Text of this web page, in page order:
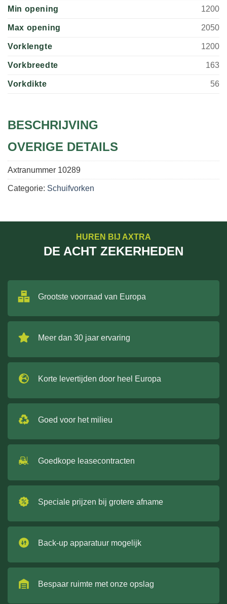
Min opening 1200
Max opening 2050
Vorklengte 1200
Vorkbreedte 163
Vorkdikte 56
BESCHRIJVING
OVERIGE DETAILS
Axtranummer 10289
Categorie: Schuifvorken
HUREN BIJ AXTRA
DE ACHT ZEKERHEDEN
Grootste voorraad van Europa
Meer dan 30 jaar ervaring
Korte levertijden door heel Europa
Goed voor het milieu
Goedkope leasecontracten
Speciale prijzen bij grotere afname
Back-up apparatuur mogelijk
Bespaar ruimte met onze opslag